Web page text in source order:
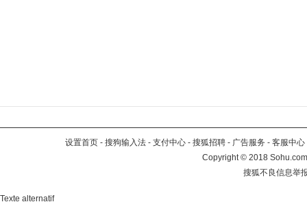
设置首页 - 搜狗输入法 - 支付中心 - 搜狐招聘 - 广告服务 - 客服中心
Copyright©2018
搜狐不良信息举
Texte alternatif